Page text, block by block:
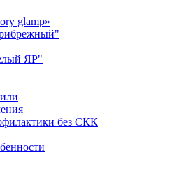
glamp»
ЯР"
без СКК